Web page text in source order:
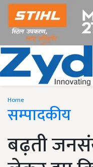
Home
सम्पादकीय
बढ़ती